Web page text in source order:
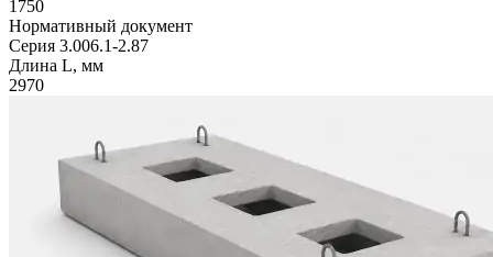
1750
Нормативный документ
Серия 3.006.1-2.87
Длина L, мм
2970